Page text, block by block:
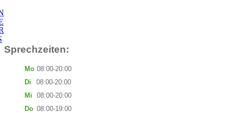
Sprechzeiten:
Mo 08:00-20:00
Di
08:00-20:00
Mi
08:00-20:00
Do 08:00-19:00